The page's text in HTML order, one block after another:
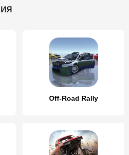
Off-Road Rally